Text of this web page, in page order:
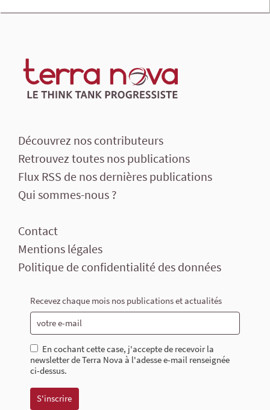
Découvrez nos contributeurs
Retrouvez toutes nos publications
Flux RSS de nos dernières publications
Qui sommes-nous ?
Contact
Mentions légales
Politique de confidentialité des données
Recevez chaque mois nos publications et actualités
En cochant cette case, j'accepte de recevoir la
newsletter de Terra Nova à l'adesse e-mail renseignée
ci-dessus.